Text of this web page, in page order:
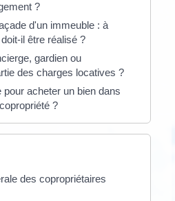
?
d'un immeuble : à
il être réalisé ?
gardien ou
des charges locatives ?
pour acheter un bien dans
?
des copropriétaires